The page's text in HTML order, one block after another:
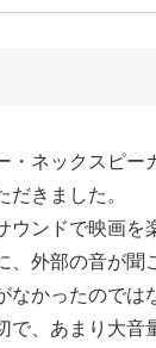
・ネックスピー
だきました。
ウンドで映画を
、外部の音が聞
なかったのでは
で、あまり大音